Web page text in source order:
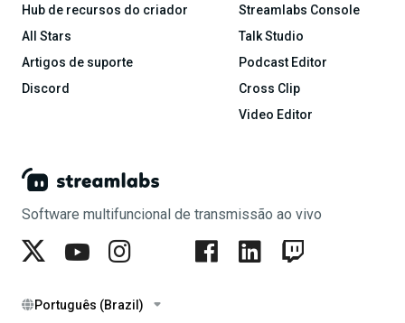
Software multifuncional de transmissão ao vivo
Português (Brazil)
Hub de recursos do criador
All Stars
Artigos de suporte
Discord
Streamlabs Console
Talk Studio
Podcast Editor
Cross Clip
Video Editor